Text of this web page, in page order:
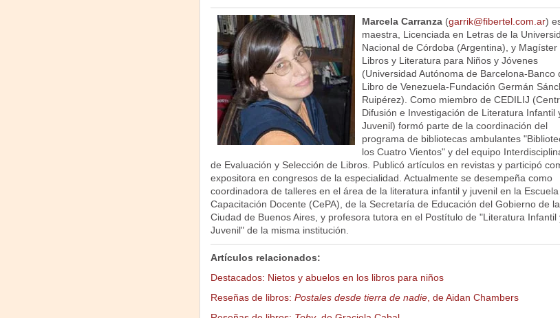
Marcela Carranza (garrik@fibertel.com.ar)
maestra, Licenciada en Letras de la
Nacional de Córdoba (Argentina), y Magíster
Libros y Literatura para Niños y Jóvenes
(Universidad Autónoma de Barcelona-Banco
Libro de Venezuela-Fundación Germán
Ruipérez). Como miembro de CEDILIJ
Difusión e Investigación de Literatura Infantil
Juvenil) formó parte de la coordinación del
programa de bibliotecas ambulantes
los Cuatro Vientos" y del equipo
de Evaluación y Selección de Libros. Publicó artículos en revistas y participó
expositora en congresos de la especialidad. Actualmente se desempeña como
coordinadora de talleres en el área de la literatura infantil y juvenil en la Escuela
Capacitación Docente (CePA), de la Secretaría de Educación del Gobierno de la
Ciudad de Buenos Aires, y profesora tutora en el Postítulo de "Literatura Infantil
Juvenil" de la misma institución.
Artículos relacionados:
Destacados: Nietos y abuelos en los libros para niños
Reseñas de libros: Postales desde tierra de nadie, de Aidan Chambers